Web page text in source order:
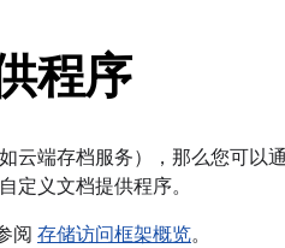
程序
云端存档服务），那么您可以
定义文档提供程序。
阅 存储访问框架概览。